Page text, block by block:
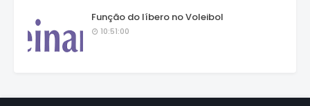
Função do líbero no Voleibol
10:51:00